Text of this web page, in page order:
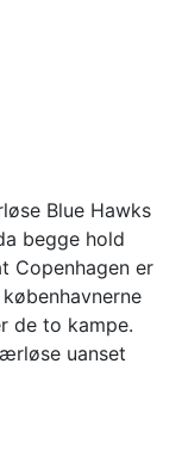
Blue Hawks
begge hold
Copenhagen er
de to kampe.
uanset